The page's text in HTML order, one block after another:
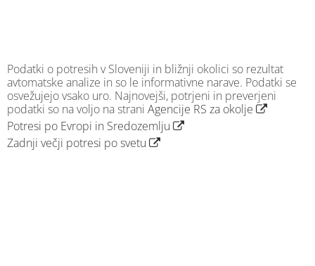
Podatki o potresih v Sloveniji in bližnji okolici so rezultat
avtomatske analize in so le informativne narave. Podatki se
osvežujejo vsako uro. Najnovejši, potrjeni in preverjeni
podatki so na voljo na strani Agencije RS za okolje
Potresi po Evropi in Sredozemlju
Zadnji večji potresi po svetu